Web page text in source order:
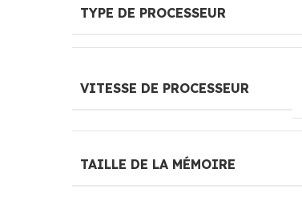
TYPE DE PROCESSEUR
VITESSE DE PROCESSEUR
TAILLE DE LA MÉMOIRE